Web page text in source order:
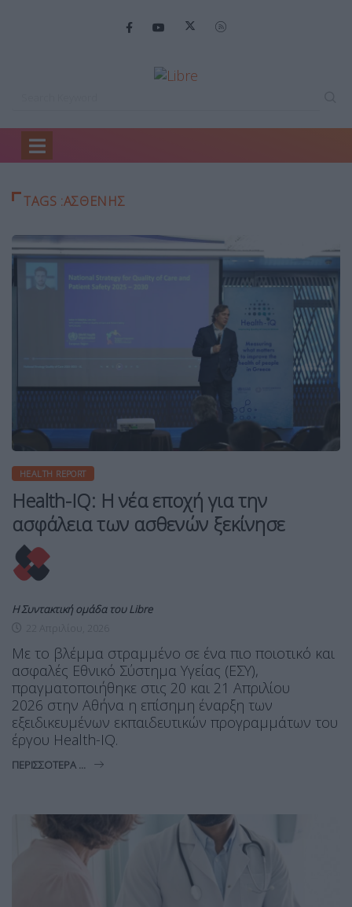
Home
TAGS :ΑΣΘΕΝΗΣ
HEALTH REPORT
Health-IQ: Η νέα εποχή για την
ασφάλεια των ασθενών ξεκίνησε
Η Συντακτική ομάδα του Libre
Με το βλέμμα στραμμένο σε ένα πιο ποιοτικό και
ασφαλές Εθνικό Σύστημα Υγείας (ΕΣΥ),
πραγματοποιήθηκε στις 20 και 21 Απριλίου
2026 στην Αθήνα η επίσημη έναρξη των
εξειδικευμένων εκπαιδευτικών προγραμμάτων του
έργου Health-IQ.
ΠΕΡΙΣΣΌΤΕΡΑ ...